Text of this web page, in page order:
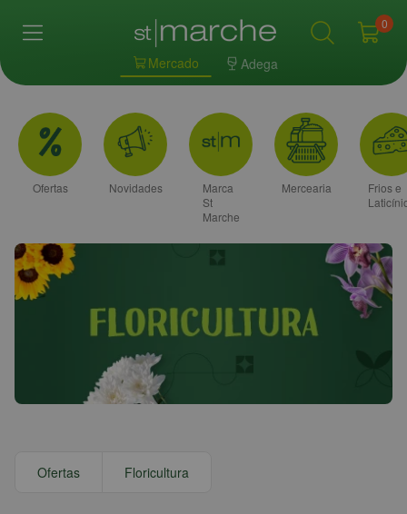
Mercado Adega
0
Ofertas Novidades
Marca
St
Marche
Mercearia
Frios e
Ofertas Floricultura